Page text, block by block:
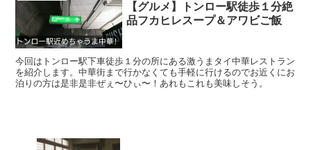
【グルメ】トンロー駅徒歩１分絶
品フカヒレスープ＆アワビご飯
今回はトンロー駅下車徒歩１分の所にある激うまタイ中華レストラン
を紹介します。中華街まで行かなくても手軽に行けるのでお近くにお
泊りの方は是非是非ぜぇ〜ひぃ〜！あれもこれも美味しそう。